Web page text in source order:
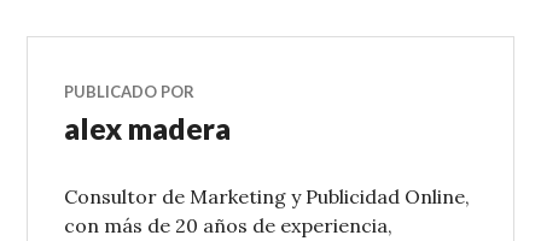
PUBLICADO POR
alex madera
Consultor de Marketing y Publicidad Online,
con más de 20 años de experiencia,